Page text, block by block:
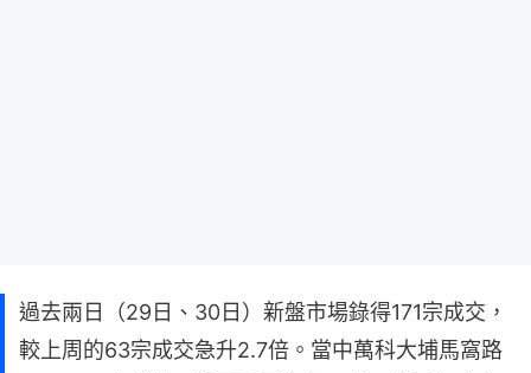
過去兩日（29日、30日）新盤市場錄得171宗成交，
較上周的63宗成交急升2.7倍。當中萬科大埔馬窩路